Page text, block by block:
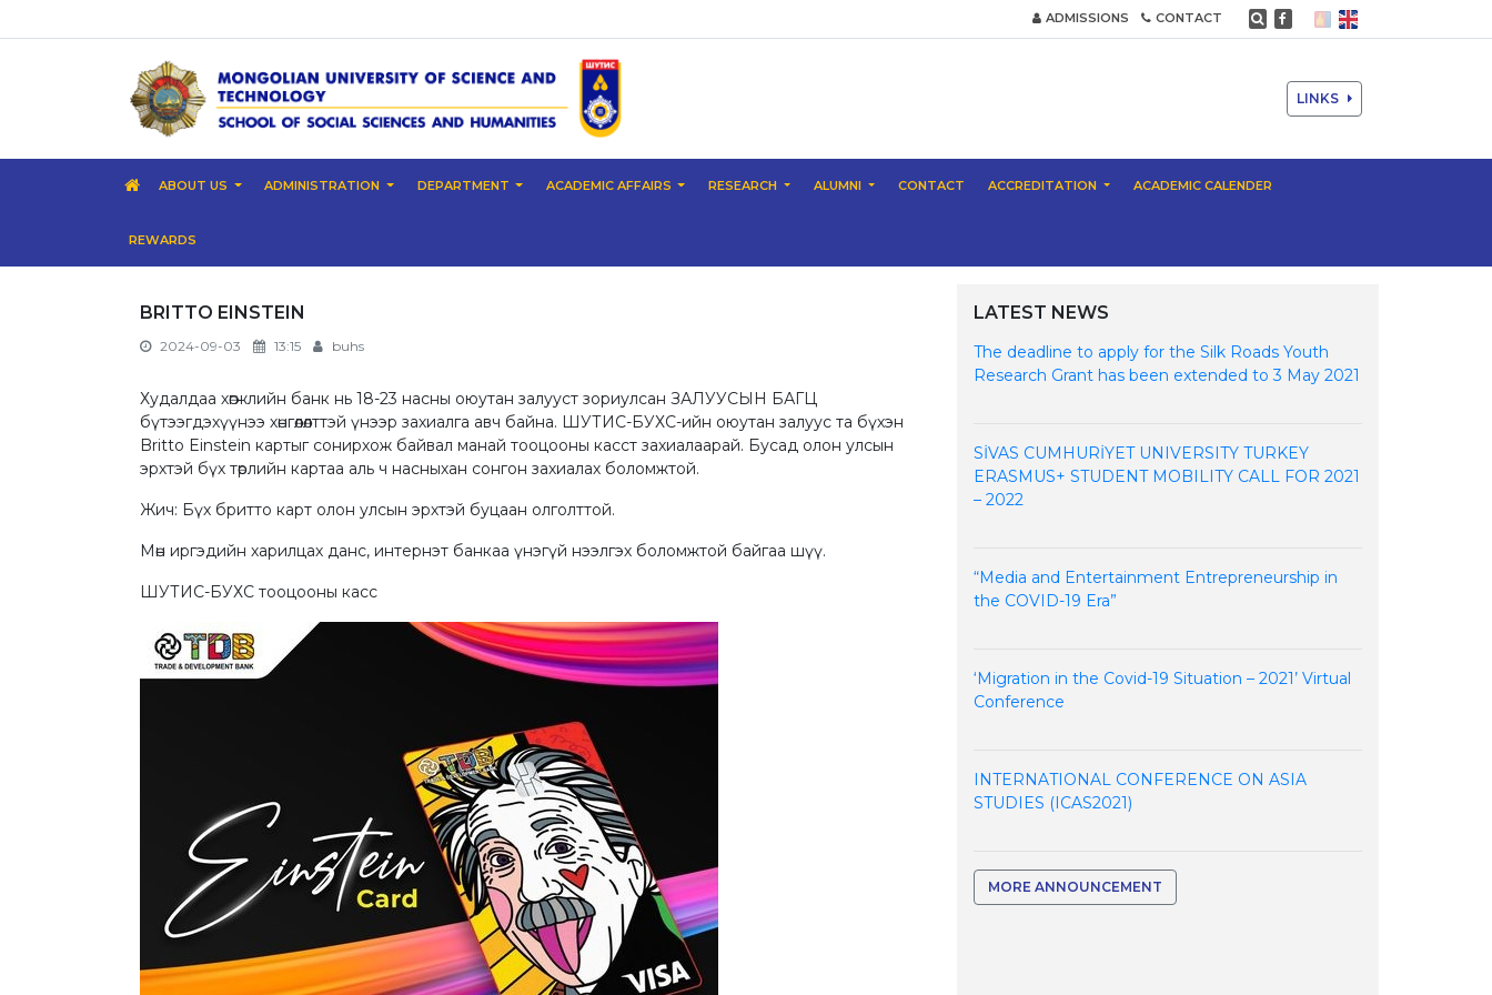
ADMISSIONS CONTACT
LINKS
ABOUT US ADMINISTRATION DEPARTMENT ACADEMIC AFFAIRS RESEARCH ALUMNI CONTACT ACCREDITATION ACADEMIC CALENDER
REWARDS
BRITTO EINSTEIN
2024-09-03 13:15 buhs
Худалдаа хөгжлийн банк нь 18-23 насны оюутан залууст зориулсан ЗАЛУУСЫН БАГЦ
бүтээгдэхүүнээ хөнгөлөлттэй үнээр захиалга авч байна. ШУТИС-БУХС-ийн оюутан залуус та бүхэн
Britto Einstein картыг сонирхож байвал манай тооцооны касст захиалаарай. Бусад олон улсын
эрхтэй бүх төрлийн картаа аль ч насныхан сонгон захиалах боломжтой.
Жич: Бүх бритто карт олон улсын эрхтэй буцаан олголттой.
Мөн иргэдийн харилцах данс, интернэт банкаа үнэгүй нээлгэх боломжтой байгаа шүү.
ШУТИС-БУХС тооцооны касс
LATEST NEWS
The deadline to apply for the Silk Roads Youth
Research Grant has been extended to 3 May 2021
SİVAS CUMHURİYET UNIVERSITY TURKEY
ERASMUS+ STUDENT MOBILITY CALL FOR 2021
– 2022
“Media and Entertainment Entrepreneurship in
the COVID-19 Era”
‘Migration in the Covid-19 Situation – 2021’ Virtual
Conference
INTERNATIONAL CONFERENCE ON ASIA
STUDIES (ICAS2021)
MORE ANNOUNCEMENT